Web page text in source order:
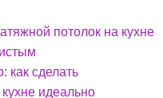
потолок на кухне